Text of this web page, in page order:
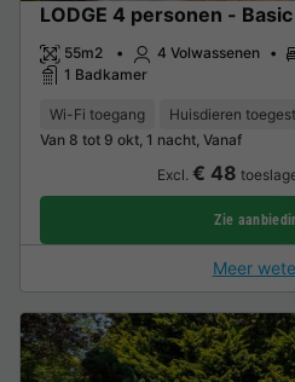
LODGE 4 personen -
55m2 4 Volwassenen
1 Badkamer
Wi-Fi toegang Huisdieren
Van 8 tot 9 okt, 1 nacht, Vanaf
Excl. € 48
Zie
Meer